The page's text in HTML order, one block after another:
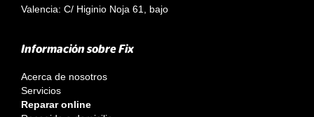
Valencia: C/ Higinio Noja 61, bajo
Información sobre Fix
Acerca de nosotros
Servicios
Reparar online